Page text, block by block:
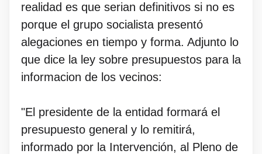
realidad es que serian definitivos si no es
porque el grupo socialista presentó
alegaciones en tiempo y forma. Adjunto lo
que dice la ley sobre presupuestos para la
informacion de los vecinos:
"El presidente de la entidad formará el
presupuesto general y lo remitirá,
informado por la Intervención, al Pleno de